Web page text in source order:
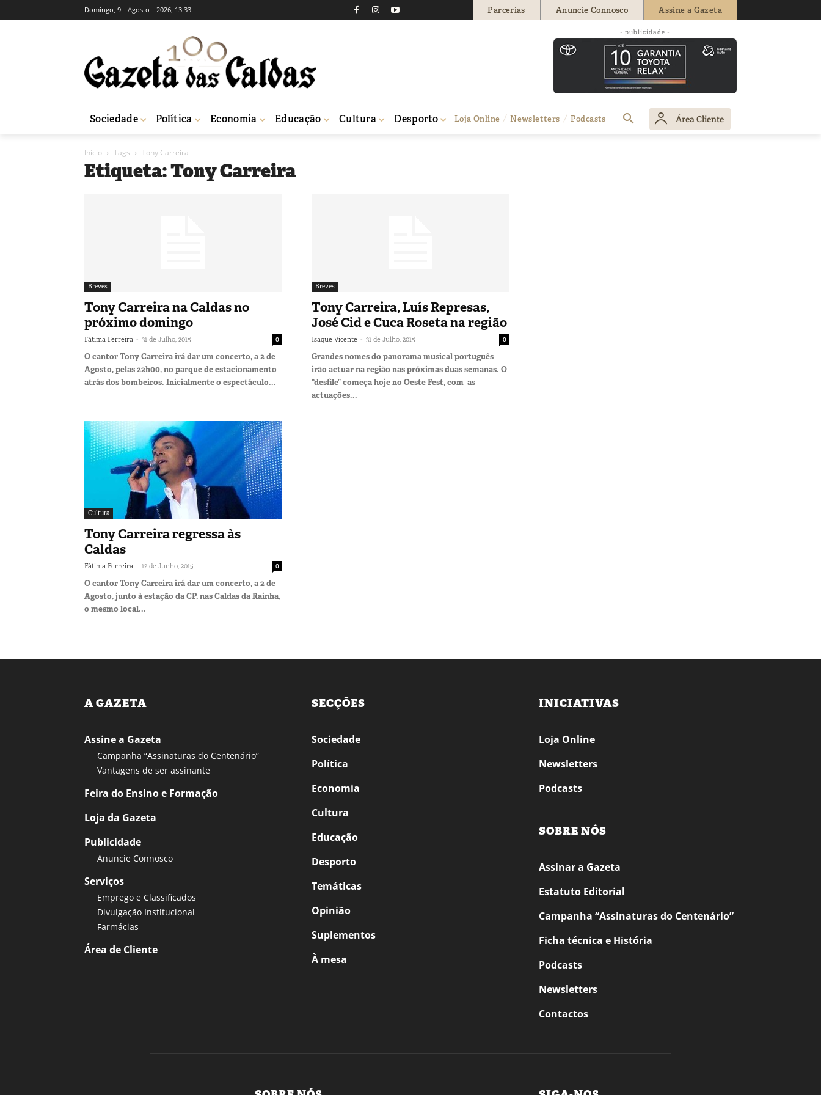
Domingo, 9 _ Agosto _ 2026, 13:33 Parcerias Anuncie Connosco Assine a Gazeta
- publicidade -
Sociedade Política Economia Educação Cultura Desporto Loja Online Newsletters Podcasts Área Cliente
Início Tags Tony Carreira
Etiqueta: Tony Carreira
Breves
Tony Carreira na Caldas no
próximo domingo
Fátima Ferreira - 31 de Julho, 2015 0
O cantor Tony Carreira irá dar um concerto, a 2 de
Agosto, pelas 22h00, no parque de estacionamento
atrás dos bombeiros. Inicialmente o espectáculo...
Breves
Tony Carreira, Luís Represas,
José Cid e Cuca Roseta na região
Isaque Vicente - 31 de Julho, 2015 0
Grandes nomes do panorama musical português
irão actuar na região nas próximas duas semanas. O
“desfile” começa hoje no Oeste Fest, com as
actuações...
Cultura
Tony Carreira regressa às
Caldas
Fátima Ferreira - 12 de Junho, 2015 0
O cantor Tony Carreira irá dar um concerto, a 2 de
Agosto, junto à estação da CP, nas Caldas da Rainha,
o mesmo local...
A GAZETA
Assine a Gazeta
Campanha “Assinaturas do Centenário”
Vantagens de ser assinante
Feira do Ensino e Formação
Loja da Gazeta
Publicidade
Anuncie Connosco
Serviços
Emprego e Classificados
Divulgação Institucional
Farmácias
Área de Cliente
SECÇÕES
Sociedade
Política
Economia
Cultura
Educação
Desporto
Temáticas
Opinião
Suplementos
À mesa
INICIATIVAS
Loja Online
Newsletters
Podcasts
SOBRE NÓS
Assinar a Gazeta
Estatuto Editorial
Campanha “Assinaturas do Centenário”
Ficha técnica e História
Podcasts
Newsletters
Contactos